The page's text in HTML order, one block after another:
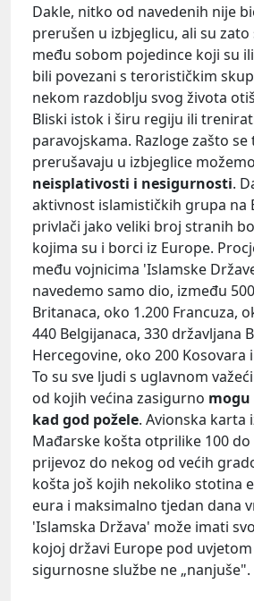
Dakle, nitko od navedenih nije
prerušen u izbjeglicu, ali su
među sobom pojedince koji su
bili povezani s terorističkim
nekom razdoblju svog života
Bliski istok i širu regiju ili
paravojskama. Razloge zašto
prerušavaju u izbjeglice
neisplativosti i nesigurnosti.
aktivnost islamističkih grupa na
privlači jako veliki broj stranih
kojima su i borci iz Europe.
među vojnicima 'Islamske
navedemo samo dio, između
Britanaca, oko 1.200 Francuza,
440 Belgijanaca, 330 državljana
Hercegovine, oko 200 Kosovara
To su sve ljudi s uglavnom
od kojih većina zasigurno mogu
kad god požele. Avionska karta
Mađarske košta otprilike 100 do
prijevoz do nekog od većih
košta još kojih nekoliko stotina
eura i maksimalno tjedan dana
'Islamska Država' može imati
kojoj državi Europe pod
sigurnosne službe ne „nanjuše".